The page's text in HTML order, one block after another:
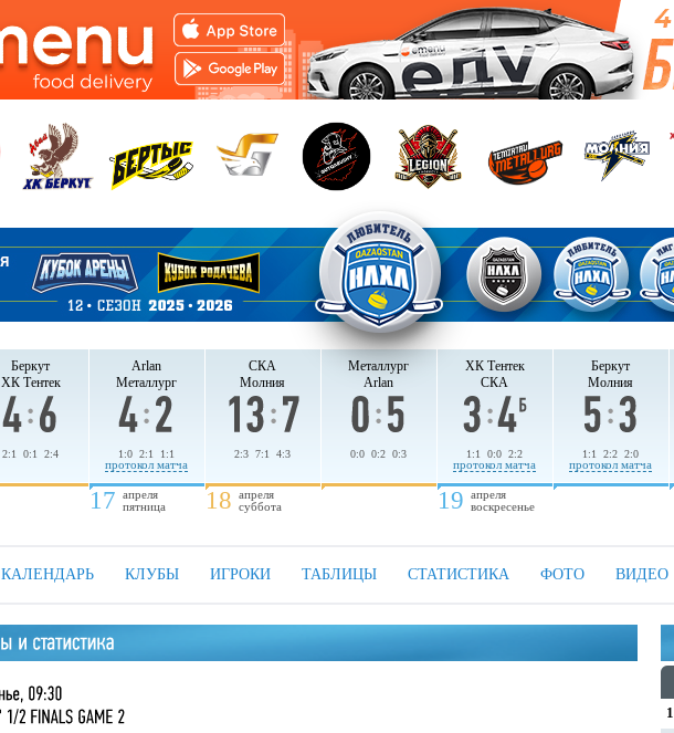
Беркут
ХК Тентек
2:1 0:1 2:4
Arlan
Металлург
1:0 2:1 1:1
протокол матча
17 апреля
пятница
СКА
Молния
2:3 7:1 4:3
18 апреля
суббота
Металлург
Arlan
0:0 0:2 0:3
ХК Тентек
СКА
1:1 0:0 2:2
протокол матча
19 апреля
воскресенье
Беркут
Молния
1:1 2:2 2:0
протокол матча
КАЛЕНДАРЬ КЛУБЫ ИГРОКИ ТАБЛИЦЫ СТАТИСТИКА ФОТО ВИДЕО
1